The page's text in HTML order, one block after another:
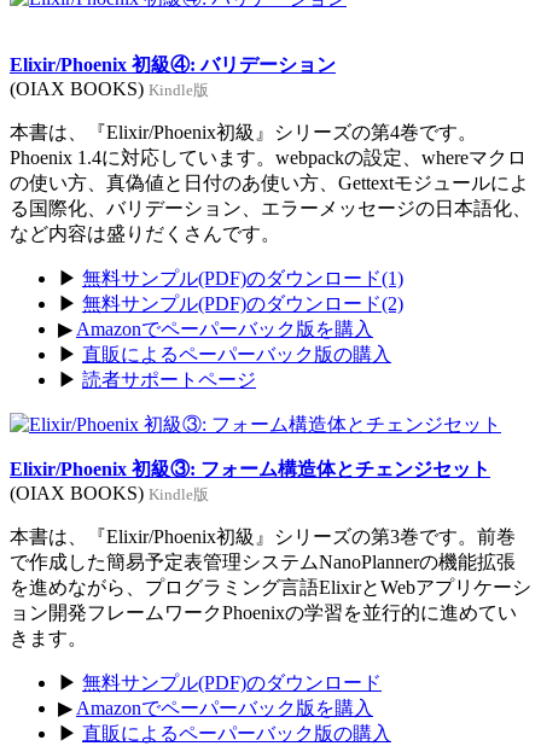
Elixir/Phoenix 初級④: バリデーション
(OIAX BOOKS) Kindle版
本書は、『Elixir/Phoenix初級』シリーズの第4巻です。
Phoenix 1.4に対応しています。webpackの設定、whereマクロ
の使い方、真偽値と日付のあ使い方、Gettextモジュールによ
る国際化、バリデーション、エラーメッセージの日本語化、
など内容は盛りだくさんです。
▶ 無料サンプル(PDF)のダウンロード(1)
▶ 無料サンプル(PDF)のダウンロード(2)
▶ Amazonでペーパーバック版を購入
▶ 直販によるペーパーバック版の購入
▶ 読者サポートページ
Elixir/Phoenix 初級③: フォーム構造体とチェンジセット
(OIAX BOOKS) Kindle版
本書は、『Elixir/Phoenix初級』シリーズの第3巻です。前巻
で作成した簡易予定表管理システムNanoPlannerの機能拡張
を進めながら、プログラミング言語ElixirとWebアプリケーシ
ョン開発フレームワークPhoenixの学習を並行的に進めてい
きます。
▶ 無料サンプル(PDF)のダウンロード
▶ Amazonでペーパーバック版を購入
▶ 直販によるペーパーバック版の購入